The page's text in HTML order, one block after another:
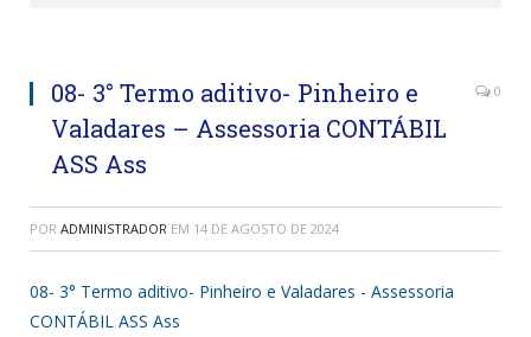
08- 3° Termo aditivo- Pinheiro e
Valadares – Assessoria CONTÁBIL
ASS Ass
0
POR ADMINISTRADOR EM 14 DE AGOSTO DE 2024
08- 3° Termo aditivo- Pinheiro e Valadares - Assessoria
CONTÁBIL ASS Ass